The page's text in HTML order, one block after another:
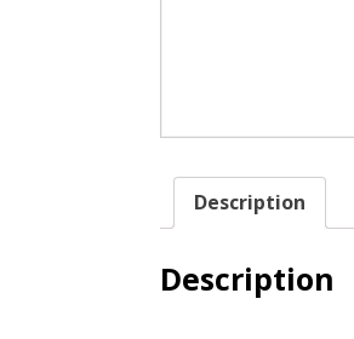
Description
Description